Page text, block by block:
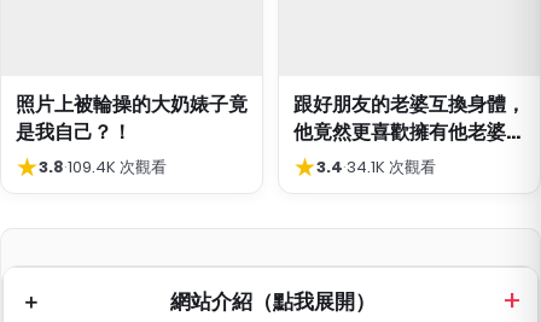
照片上被輪操的大奶婊子竟
是我自己？！
★3.8·109.4K 次觀看
跟好朋友的老婆互換身體，
他竟然更喜歡擁有他老婆身
體的我？！
★3.4·34.1K 次觀看
網站介紹（點我展開）